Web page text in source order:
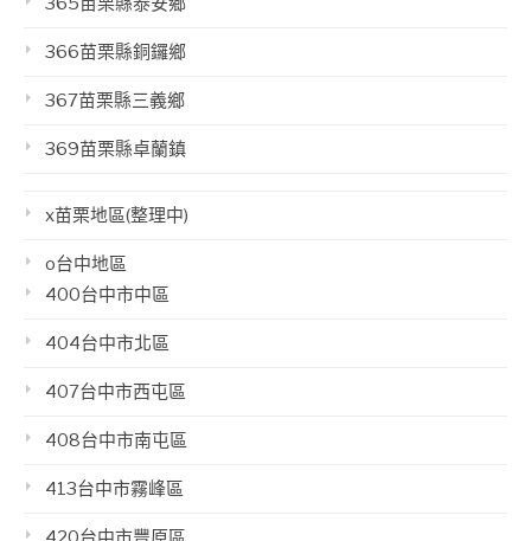
366苗栗縣銅鑼鄉
367苗栗縣三義鄉
369苗栗縣卓蘭鎮
x苗栗地區(整理中)
o台中地區
400台中市中區
404台中市北區
407台中市西屯區
408台中市南屯區
413台中市霧峰區